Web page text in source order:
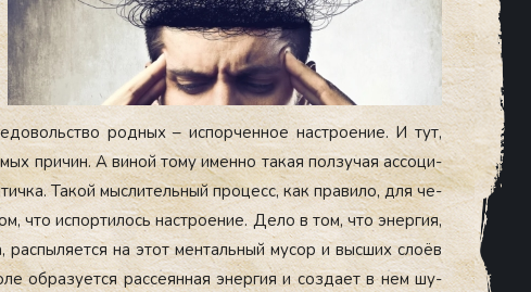
род­ных – ис­порчен­ное нас­тро­ение. И тут,
при­чин. А ви­ной то­му имен­но та­кая пол­зу­чая ас­со­ци­
Та­кой мыс­ли­тель­ный про­цесс, как пра­вило, для че­
что ис­порти­лось нас­тро­ение. Де­ло в том, что энер­гия,
на этот мен­таль­ный му­сор и выс­ших сло­ёв
об­ра­зу­ет­ся рас­се­ян­ная энер­гия и соз­да­ет в нем шу­